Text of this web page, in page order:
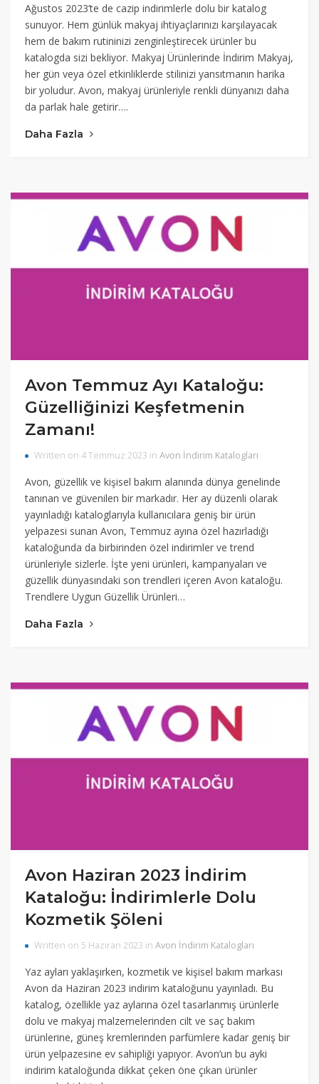
Ağustos 2023’te de cazip indirimlerle dolu bir katalog
sunuyor. Hem günlük makyaj ihtiyaçlarınızı karşılayacak
hem de bakım rutininizi zenginleştirecek ürünler bu
katalogda sizi bekliyor. Makyaj Ürünlerinde İndirim Makyaj,
her gün veya özel etkinliklerde stilinizi yansıtmanın harika
bir yoludur. Avon, makyaj ürünleriyle renkli dünyanızı daha
da parlak hale getirir….
Daha Fazla
Avon Temmuz Ayı Kataloğu:
Güzelliğinizi Keşfetmenin
Zamanı!
Written on 4 Temmuz 2023 in Avon İndirim Katalogları
Avon, güzellik ve kişisel bakım alanında dünya genelinde
tanınan ve güvenilen bir markadır. Her ay düzenli olarak
yayınladığı kataloglarıyla kullanıcılara geniş bir ürün
yelpazesi sunan Avon, Temmuz ayına özel hazırladığı
kataloğunda da birbirinden özel indirimler ve trend
ürünleriyle sizlerle. İşte yeni ürünleri, kampanyaları ve
güzellik dünyasındaki son trendleri içeren Avon kataloğu.
Trendlere Uygun Güzellik Ürünleri…
Daha Fazla
Avon Haziran 2023 İndirim
Kataloğu: İndirimlerle Dolu
Kozmetik Şöleni
Written on 5 Haziran 2023 in Avon İndirim Katalogları
Yaz ayları yaklaşırken, kozmetik ve kişisel bakım markası
Avon da Haziran 2023 indirim kataloğunu yayınladı. Bu
katalog, özellikle yaz aylarına özel tasarlanmış ürünlerle
dolu ve makyaj malzemelerinden cilt ve saç bakım
ürünlerine, güneş kremlerinden parfümlere kadar geniş bir
ürün yelpazesine ev sahipliği yapıyor. Avon’un bu ayki
indirim kataloğunda dikkat çeken öne çıkan ürünler